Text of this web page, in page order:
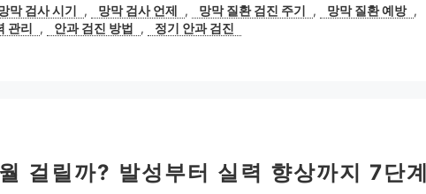
막 검사 시기 , 망막 검사 언제 , 망막 질환 검진 주기 , 망막 질환 예방 ,
관리
, 안과 검진 방법 , 정기 안과 검진
걸릴까? 발성부터 실력 향상까지 7단계